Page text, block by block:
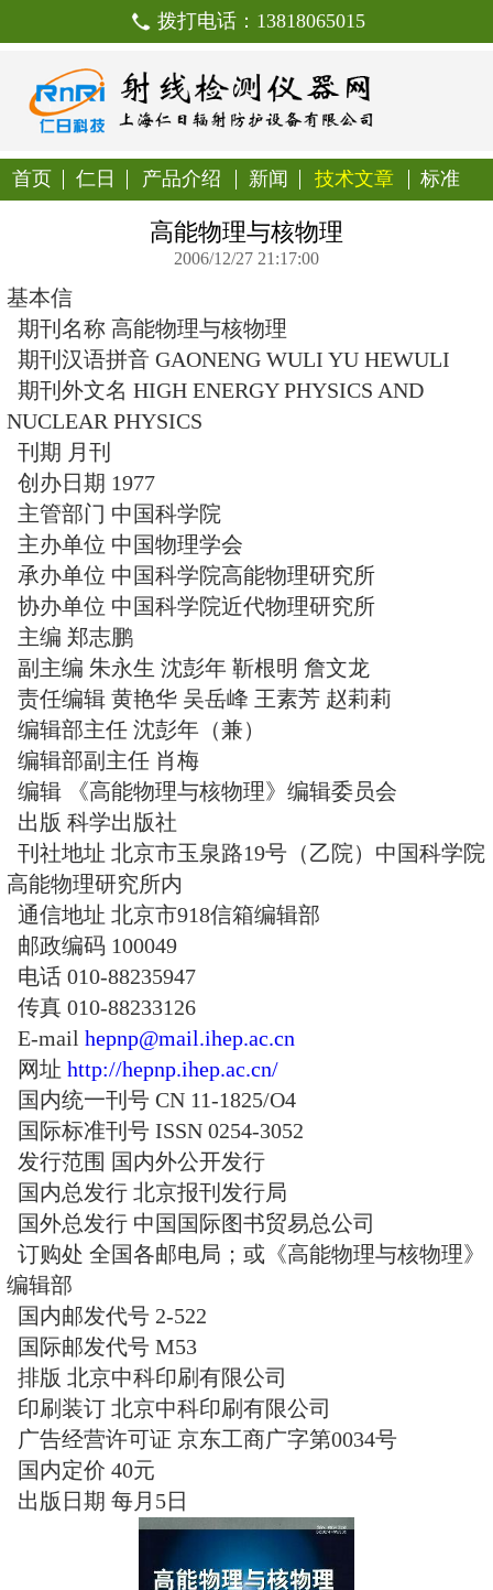
拨打电话：
产品介绍
高能物理与核物理
2006/12/27 21:17:00
基本信
期刊名称 高能物理与核物理
期刊汉语拼音 GAONENG WULI
期刊外文名 HIGH ENERGY
NUCLEAR PHYSICS
刊期 月刊
创办日期 1977
主管部门 中国科学院
主办单位 中国物理学会
承办单位 中国科学院高能物理研
协办单位 中国科学院近代物理研
主编 郑志鹏
副主编 朱永生 沈彭年 靳根明 詹
责任编辑 黄艳华 吴岳峰 王素芳
编辑部主任 沈彭年（兼）
编辑部副主任 肖梅
编辑 《高能物理与核物理》编辑
出版 科学出版社
刊社地址 北京市玉泉路19号（乙
高能物理研究所内
通信地址 北京市918信箱编辑部
邮政编码 100049
电话 010-88235947
传真 010-88233126
E-mailhepnp@mail.ihep.ac.cn
http://hepnp.ihep.ac.cn/
国内统一刊号 CN 11-1825/O4